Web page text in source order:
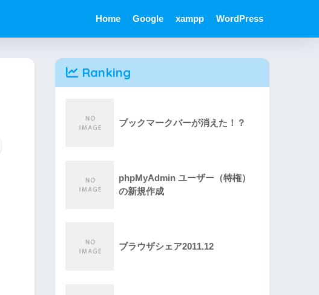
Home Google xampp WordPress
Ranking
ブックマークバーが消えた！？
phpMyAdmin ユーザー（特権）
の新規作成
ブラウザシェア2011.12